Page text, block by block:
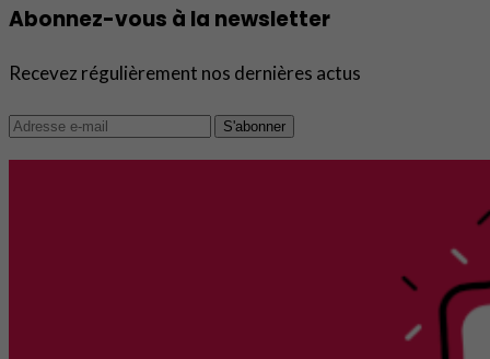
Abonnez-vous à la newsletter
Recevez régulièrement nos dernières actus
S'abonner